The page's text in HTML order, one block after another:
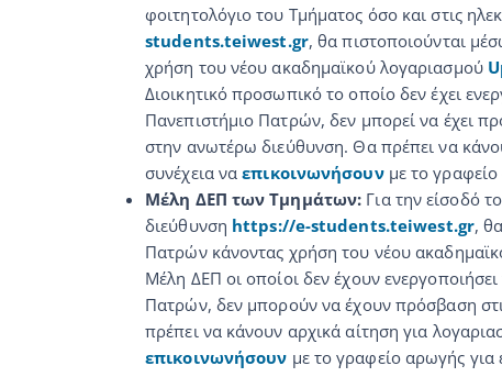
φοιτητολόγιο του Τμήματος όσο και στις
students.teiwest.gr, θα πιστοποιούνται
χρήση του νέου ακαδημαϊκού λογαριασμού
Διοικητικό προσωπικό το οποίο δεν έχει
Πανεπιστήμιο Πατρών, δεν μπορεί να έχει
στην ανωτέρω διεύθυνση. Θα πρέπει να
συνέχεια ναεπικοινωνήσουν με το
Μέλη ΔΕΠ των Τμημάτων: Για την είσοδό
διεύθυνση https://e-students.teiwest.gr,
Πατρών κάνοντας χρήση του νέου
Μέλη ΔΕΠ οι οποίοι δεν έχουν
Πατρών, δεν μπορούν να έχουν πρόσβαση
πρέπει να κάνουν αρχικά αίτηση για
επικοινωνήσουν με το γραφείο αρωγής για